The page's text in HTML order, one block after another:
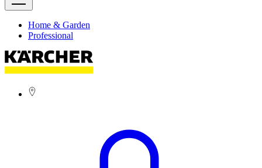
Home & Garden
Professional